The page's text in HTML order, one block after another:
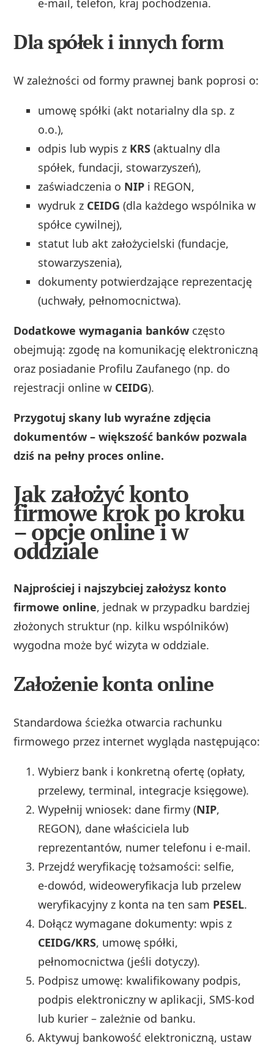
e‑mail, telefon, kraj pochodzenia.
Dla spółek i innych form
W zależności od formy prawnej bank poprosi o:
umowę spółki (akt notarialny dla sp. z
o.o.),
odpis lub wypis z KRS (aktualny dla
spółek, fundacji, stowarzyszeń),
zaświadczenia o NIP i REGON,
wydruk z CEIDG (dla każdego wspólnika w
spółce cywilnej),
statut lub akt założycielski (fundacje,
stowarzyszenia),
dokumenty potwierdzające reprezentację
(uchwały, pełnomocnictwa).
Dodatkowe wymagania banków często
obejmują: zgodę na komunikację elektroniczną
oraz posiadanie Profilu Zaufanego (np. do
rejestracji online w CEIDG).
Przygotuj skany lub wyraźne zdjęcia
dokumentów – większość banków pozwala
dziś na pełny proces online.
Jak założyć konto
firmowe krok po kroku
– opcje online i w
oddziale
Najprościej i najszybciej założysz konto
firmowe online, jednak w przypadku bardziej
złożonych struktur (np. kilku wspólników)
wygodna może być wizyta w oddziale.
Założenie konta online
Standardowa ścieżka otwarcia rachunku
firmowego przez internet wygląda następująco:
Wybierz bank i konkretną ofertę (opłaty,
przelewy, terminal, integracje księgowe).
Wypełnij wniosek: dane firmy (NIP,
REGON), dane właściciela lub
reprezentantów, numer telefonu i e‑mail.
Przejdź weryfikację tożsamości: selfie,
e‑dowód, wideoweryfikacja lub przelew
weryfikacyjny z konta na ten sam PESEL.
Dołącz wymagane dokumenty: wpis z
CEIDG/KRS, umowę spółki,
pełnomocnictwa (jeśli dotyczy).
Podpisz umowę: kwalifikowany podpis,
podpis elektroniczny w aplikacji, SMS‑kod
lub kurier – zależnie od banku.
Aktywuj bankowość elektroniczną, ustaw